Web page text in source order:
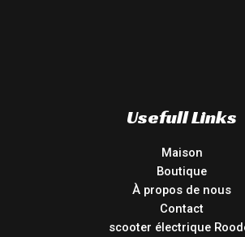
Usefull Links
Maison
Boutique
À propos de nous
Contact
scooter électrique